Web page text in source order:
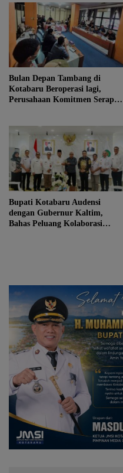
Bulan Depan Tambang di
Kotabaru Beroperasi lagi,
Perusahaan Komitmen Serap
Bupati Kotabaru Audensi
dengan Gubernur Kaltim,
Bahas Peluang Kolaborasi